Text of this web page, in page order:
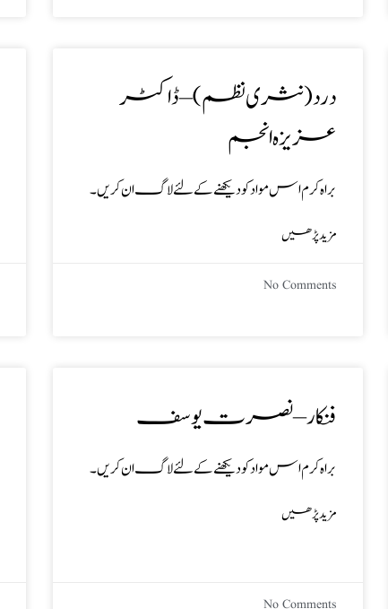
درد (نثری نظم) – ڈاکٹر
عزیزہ انجم
براہ کرم اس مواد کو دیکھنے کے لئے لاگ ان کریں۔
مزید پڑھیں
No Comments
فنکار – نصرت یوسف
براہ کرم اس مواد کو دیکھنے کے لئے لاگ ان کریں۔
مزید پڑھیں
No Comments